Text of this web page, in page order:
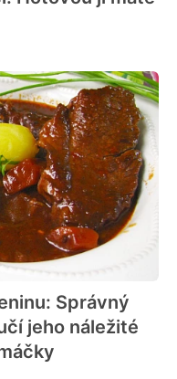
Správný
jeho náležité